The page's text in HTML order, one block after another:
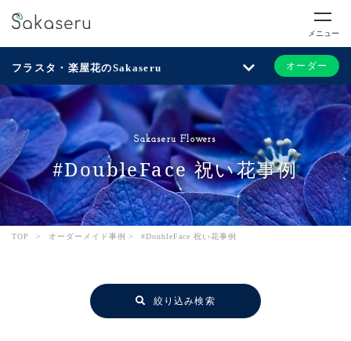
メニュー
フラスタ・楽屋花のSakaseru オーダー
Sakaseru Flowers
#DoubleFace 祝い花事例
TOP > オーダーメイド事例 > #DoubleFace 祝い花事例
絞り込み検索